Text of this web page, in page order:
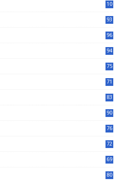
10
93
96
94
75
71
83
90
76
72
69
80